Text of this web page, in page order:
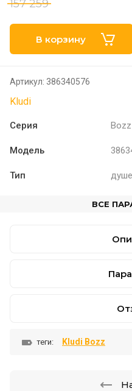
157 259
В корзину
Артикул: 386340576
Kludi
Серия Bozz
Модель
Тип
ВСЕ
теги: Kludi Bozz